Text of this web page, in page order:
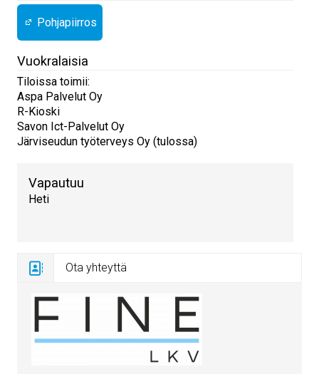
Pohjapiirros
Vuokralaisia
Tiloissa toimii:
Aspa Palvelut Oy
R-Kioski
Savon Ict-Palvelut Oy
Järviseudun työterveys Oy (tulossa)
Vapautuu
Heti
Ota yhteyttä